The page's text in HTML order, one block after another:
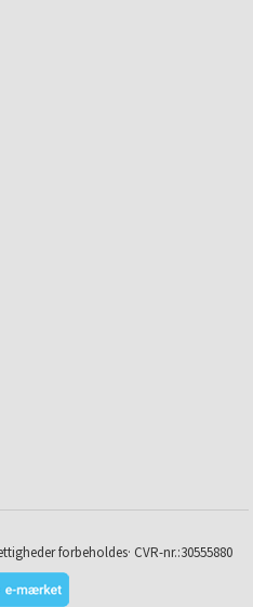
forbeholdes· CVR-nr.:30555880